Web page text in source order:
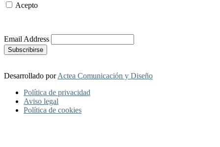
Acepto
Email Address
Desarrollado porActea Comunicación y Diseño
Política de privacidad
Aviso legal
Política de cookies